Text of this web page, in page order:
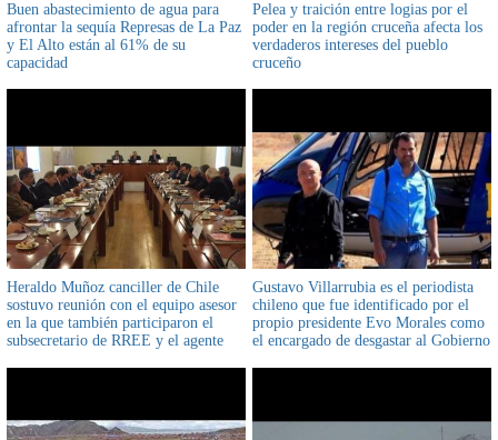
Buen abastecimiento de agua para
afrontar la sequía Represas de La Paz
y El Alto están al 61% de su
capacidad
Pelea y traición entre logias por el
poder en la región cruceña afecta los
verdaderos intereses del pueblo
cruceño
Heraldo Muñoz canciller de Chile
sostuvo reunión con el equipo asesor
en la que también participaron el
subsecretario de RREE y el agente
Gustavo Villarrubia es el periodista
chileno que fue identificado por el
propio presidente Evo Morales como
el encargado de desgastar al Gobierno